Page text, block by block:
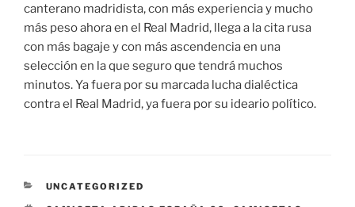
canterano madridista, con más experiencia y mucho
más peso ahora en el Real Madrid, llega a la cita rusa
con más bagaje y con más ascendencia en una
selección en la que seguro que tendrá muchos
minutos. Ya fuera por su marcada lucha dialéctica
contra el Real Madrid, ya fuera por su ideario político.
CATEGORÍAS
UNCATEGORIZED